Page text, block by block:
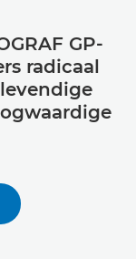
GP-
radicaal